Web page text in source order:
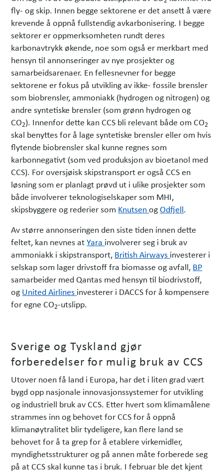
fly- og skip. Innen begge sektorene er det ansett å være
krevende å oppnå fullstendig avkarbonisering. I begge
sektorer er oppmerksomheten rundt deres
karbonavtrykk økende, noe som også er merkbart med
hensyn til annonseringer av nye prosjekter og
samarbeidsarenaer. En fellesnevner for begge
sektorene er fokus på utvikling av ikke- fossile brensler
som biobrensler, ammoniakk (hydrogen og nitrogen) og
andre syntetiske brensler (som grønn hydrogen og
CO2). Innenfor dette kan CCS bli relevant både om CO2
skal benyttes for å lage syntetiske brensler eller om hvis
flytende biobrensler skal kunne regnes som
karbonnegativt (som ved produksjon av bioetanol med
CCS). For oversjøisk skipstransport er også CCS en
løsning som er planlagt prøvd ut i ulike prosjekter som
både involverer teknologiselskaper som MHI,
skipsbyggere og rederier som KnutsenogOdfjell.
Av større annonseringen den siste tiden innen dette
feltet, kan nevnes atYara involverer seg i bruk av
ammoniakk i skipstransport, British Airways investerer i
selskap som lager drivstoff fra biomasse og avfall, BP
samarbeider med Qantas med hensyn til biodrivstoff,
og United Airlines investerer i DACCS for å kompensere
for egne CO2-utslipp.
Sverige og Tyskland gjør
forberedelser for mulig bruk av CCS
Utover noen få land i Europa, har det i liten grad vært
bygd opp nasjonale innovasjonssystemer for utvikling
og industriell bruk av CCS. Etter hvert som klimamålene
strammes inn og behovet for CCS for å oppnå
klimanøytralitet blir tydeligere, kan flere land se
behovet for å ta grep for å etablere virkemidler,
myndighetsstrukturer og på annen måte forberede seg
på at CCS skal kunne tas i bruk. I februar ble det kjent